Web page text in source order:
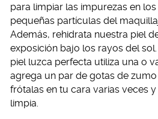
para limpiar las impurezas en
pequeñas partículas del
Además, rehidrata nuestra piel
exposición bajo los rayos del
piel luzca perfecta utiliza una o
agrega un par de gotas de
frótalas en tu cara varias veces
limpia.